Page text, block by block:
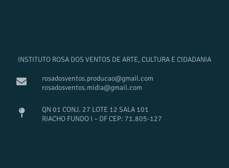
INSTITUTO ROSA DOS VENTOS DE ARTE, CULTURA E CIDADANIA
rosadosventos.producao@gmail.com
rosadosventos.midia@gmail.com
QN 01 CONJ. 27 LOTE 12 SALA 101
RIACHO FUNDO I – DF CEP: 71.805-127